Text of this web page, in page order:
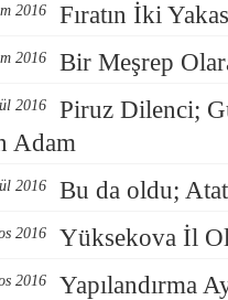
2016 Fıratın İki
2016 Bir Meşrep
2016
Piruz Dilenci;
Adam
2016 Bu da oldu;
2016 Yüksekova İl
2016 Yapılandırma